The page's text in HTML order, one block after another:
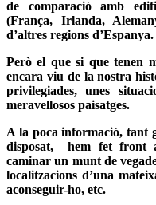
de comparació amb
(França, Irlanda,
d’altres regions d’Espanya.
Però el que si que tenen
encara viu de la nostra
privilegiades, unes
meravellosos paisatges.
A la poca informació, tant
disposat, hem fet front
caminar un munt de
localitzacions d’una
aconseguir-ho, etc.